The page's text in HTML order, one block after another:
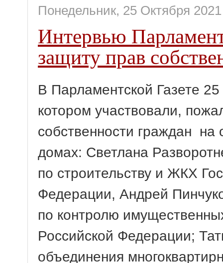
Понедельник, 25 Октября
Интервью
защиту прав
В Парламентской Газете
котором участвовали,
собственности граждан
домах: Светлана
по строительству и ЖКХ
Федерации, Андрей
по контролю
Российской Федерации;
объединения